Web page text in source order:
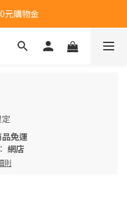
免運費乙次
元購物金
取免運費乙次
免運
網店
則